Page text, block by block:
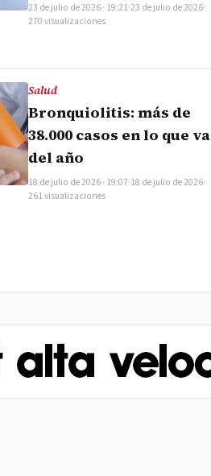
23 de julio de 2026 · 19:21·23 de julio de 2026·
270 visualizaciones
Salud
Bronquiolitis: más de
38.000 casos en lo que va
del año
18 de julio de 2026 · 19:07·18 de julio de 2026·
261 visualizaciones